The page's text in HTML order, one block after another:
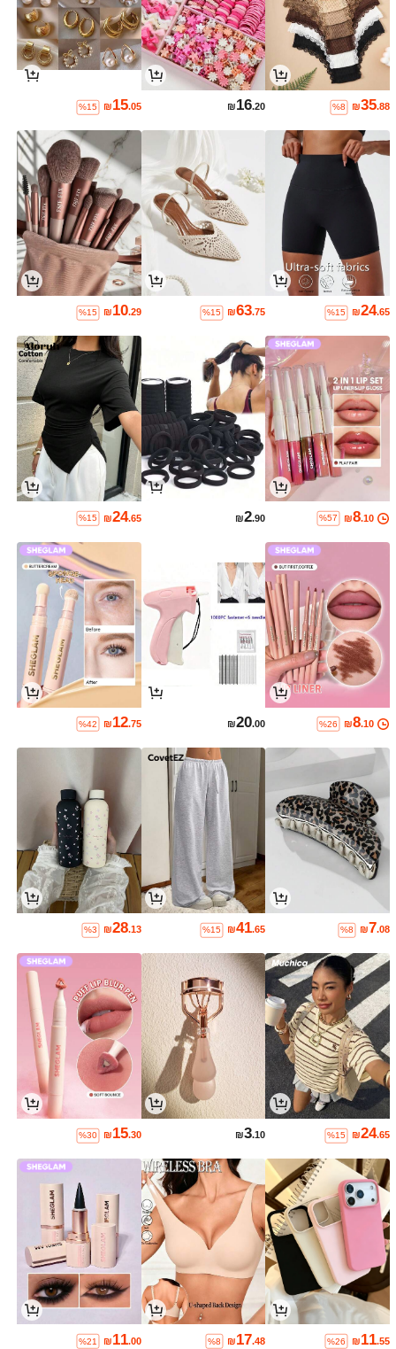
₪35.88
%8
₪16.20
₪15.05
%15
₪24.65
%15
₪63.75
%15
₪10.29
%15
₪8.10
%57
₪2.90
₪24.65
%15
₪8.10
%26
₪20.00
₪12.75
%42
₪7.08
%8
₪41.65
%15
₪28.13
%3
₪24.65
%15
₪3.10
₪15.30
%30
₪11.55
%26
₪17.48
%8
₪11.00
%21